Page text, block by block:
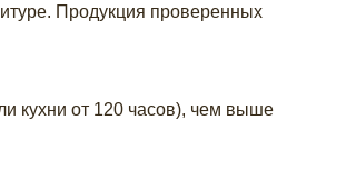
Продукция проверенных
кухни от 120 часов), чем выше